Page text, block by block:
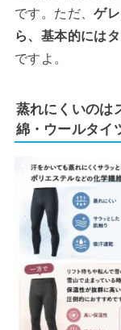
です。ただ、ゲ
ら、基本的には
ですよ。
蒸れにくいのは
綿・ウールタイ